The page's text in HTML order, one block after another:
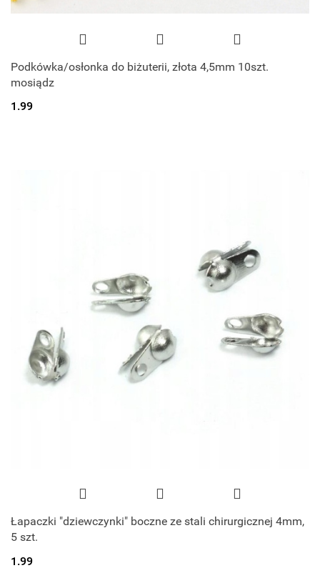
Podkówka/osłonka do biżuterii, złota 4,5mm 10szt.
mosiądz
1.99
Łapaczki "dziewczynki" boczne ze stali chirurgicznej 4mm,
5 szt.
1.99